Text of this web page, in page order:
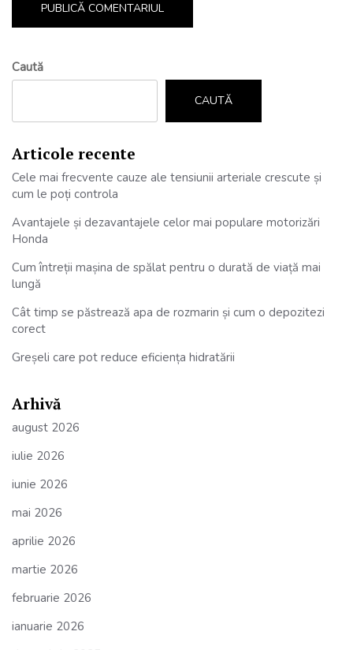
Caută
CAUTĂ
Articole recente
Cele mai frecvente cauze ale tensiunii arteriale crescute și
cum le poți controla
Avantajele și dezavantajele celor mai populare motorizări
Honda
Cum întreții mașina de spălat pentru o durată de viață mai
lungă
Cât timp se păstrează apa de rozmarin și cum o depozitezi
corect
Greșeli care pot reduce eficiența hidratării
Arhivă
august 2026
iulie 2026
iunie 2026
mai 2026
aprilie 2026
martie 2026
februarie 2026
ianuarie 2026